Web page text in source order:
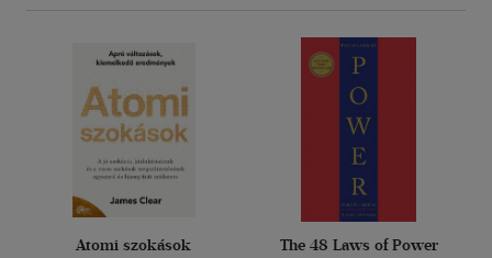
Atomi szokások The 48 Laws of Power